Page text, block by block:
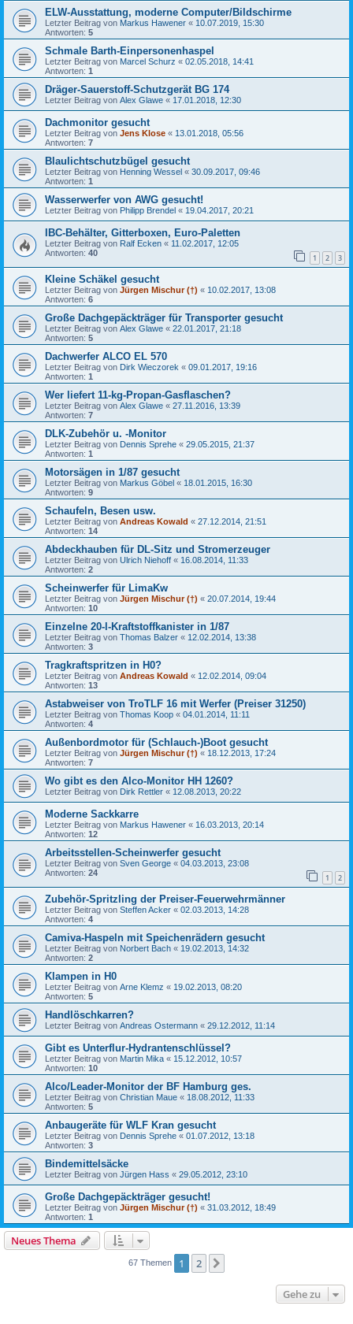
ELW-Ausstattung, moderne Computer/Bildschirme
Letzter Beitrag von Markus Hawener « 10.07.2019, 15:30
Antworten: 5
Schmale Barth-Einpersonenhaspel
Letzter Beitrag von Marcel Schurz « 02.05.2018, 14:41
Antworten: 1
Dräger-Sauerstoff-Schutzgerät BG 174
Letzter Beitrag von Alex Glawe « 17.01.2018, 12:30
Dachmonitor gesucht
Letzter Beitrag von Jens Klose « 13.01.2018, 05:56
Antworten: 7
Blaulichtschutzbügel gesucht
Letzter Beitrag von Henning Wessel « 30.09.2017, 09:46
Antworten: 1
Wasserwerfer von AWG gesucht!
Letzter Beitrag von Philipp Brendel « 19.04.2017, 20:21
IBC-Behälter, Gitterboxen, Euro-Paletten
Letzter Beitrag von Ralf Ecken « 11.02.2017, 12:05
Antworten: 40 1 2 3
Kleine Schäkel gesucht
Letzter Beitrag von Jürgen Mischur (†) « 10.02.2017, 13:08
Antworten: 6
Große Dachgepäckträger für Transporter gesucht
Letzter Beitrag von Alex Glawe « 22.01.2017, 21:18
Antworten: 5
Dachwerfer ALCO EL 570
Letzter Beitrag von Dirk Wieczorek « 09.01.2017, 19:16
Antworten: 1
Wer liefert 11-kg-Propan-Gasflaschen?
Letzter Beitrag von Alex Glawe « 27.11.2016, 13:39
Antworten: 7
DLK-Zubehör u. -Monitor
Letzter Beitrag von Dennis Sprehe « 29.05.2015, 21:37
Antworten: 1
Motorsägen in 1/87 gesucht
Letzter Beitrag von Markus Göbel « 18.01.2015, 16:30
Antworten: 9
Schaufeln, Besen usw.
Letzter Beitrag von Andreas Kowald « 27.12.2014, 21:51
Antworten: 14
Abdeckhauben für DL-Sitz und Stromerzeuger
Letzter Beitrag von Ulrich Niehoff « 16.08.2014, 11:33
Antworten: 2
Scheinwerfer für LimaKw
Letzter Beitrag von Jürgen Mischur (†) « 20.07.2014, 19:44
Antworten: 10
Einzelne 20-l-Kraftstoffkanister in 1/87
Letzter Beitrag von Thomas Balzer « 12.02.2014, 13:38
Antworten: 3
Tragkraftspritzen in H0?
Letzter Beitrag von Andreas Kowald « 12.02.2014, 09:04
Antworten: 13
Astabweiser von TroTLF 16 mit Werfer (Preiser 31250)
Letzter Beitrag von Thomas Koop « 04.01.2014, 11:11
Antworten: 4
Außenbordmotor für (Schlauch-)Boot gesucht
Letzter Beitrag von Jürgen Mischur (†) « 18.12.2013, 17:24
Antworten: 7
Wo gibt es den Alco-Monitor HH 1260?
Letzter Beitrag von Dirk Rettler « 12.08.2013, 20:22
Moderne Sackkarre
Letzter Beitrag von Markus Hawener « 16.03.2013, 20:14
Antworten: 12
Arbeitsstellen-Scheinwerfer gesucht
Letzter Beitrag von Sven George « 04.03.2013, 23:08
Antworten: 24 1 2
Zubehör-Spritzling der Preiser-Feuerwehrmänner
Letzter Beitrag von Steffen Acker « 02.03.2013, 14:28
Antworten: 4
Camiva-Haspeln mit Speichenrädern gesucht
Letzter Beitrag von Norbert Bach « 19.02.2013, 14:32
Antworten: 2
Klampen in H0
Letzter Beitrag von Arne Klemz « 19.02.2013, 08:20
Antworten: 5
Handlöschkarren?
Letzter Beitrag von Andreas Ostermann « 29.12.2012, 11:14
Gibt es Unterflur-Hydrantenschlüssel?
Letzter Beitrag von Martin Mika « 15.12.2012, 10:57
Antworten: 10
Alco/Leader-Monitor der BF Hamburg ges.
Letzter Beitrag von Christian Maue « 18.08.2012, 11:33
Antworten: 5
Anbaugeräte für WLF Kran gesucht
Letzter Beitrag von Dennis Sprehe « 01.07.2012, 13:18
Antworten: 3
Bindemittelsäcke
Letzter Beitrag von Jürgen Hass « 29.05.2012, 23:10
Große Dachgepäckträger gesucht!
Letzter Beitrag von Jürgen Mischur (†) « 31.03.2012, 18:49
Antworten: 1
Neues Thema
67 Themen 1 2
Gehe zu